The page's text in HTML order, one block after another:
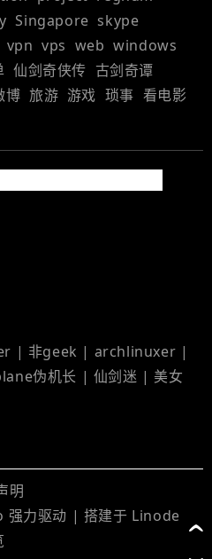
Singapore skype
vpn vps web windows
仙剑奇侠传 古剑奇谭
博 旅游 游戏 琐事 看电影
| 非geek | archlinuxer |
伪机长 | 仙剑迷 | 美女
明
强力驱动 | 搭建于 Linode